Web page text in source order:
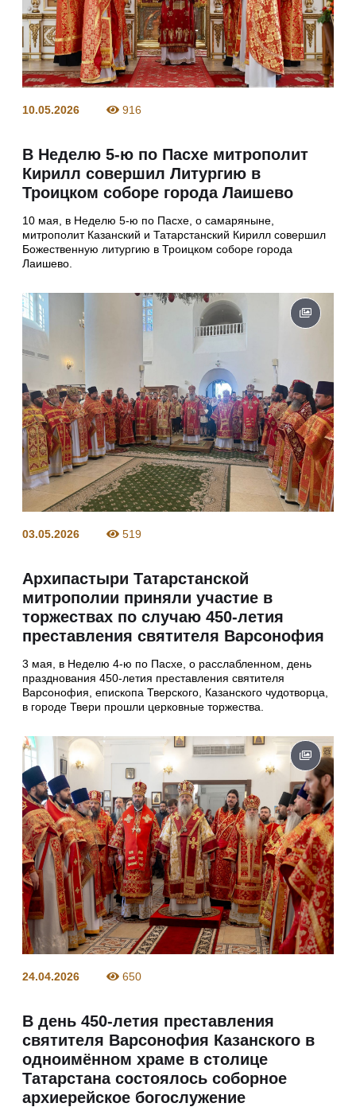
10.05.2026 916
В Неделю 5-ю по Пасхе митрополит
Кирилл совершил Литургию в
Троицком соборе города Лаишево
10 мая, в Неделю 5-ю по Пасхе, о самаряныне,
митрополит Казанский и Татарстанский Кирилл совершил
Божественную литургию в Троицком соборе города
Лаишево.
03.05.2026 519
Архипастыри Татарстанской
митрополии приняли участие в
торжествах по случаю 450-летия
преставления святителя Варсонофия
3 мая, в Неделю 4-ю по Пасхе, о расслабленном, день
празднования 450-летия преставления святителя
Варсонофия, епископа Тверского, Казанского чудотворца,
в городе Твери прошли церковные торжества.
24.04.2026 650
В день 450-летия преставления
святителя Варсонофия Казанского в
одноимённом храме в столице
Татарстана состоялось соборное
архиерейское богослужение